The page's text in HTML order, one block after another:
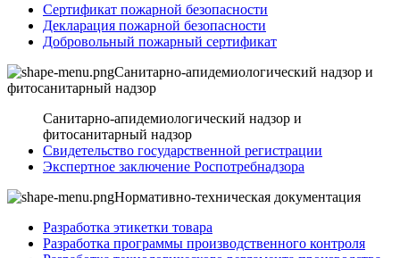
Сертификат пожарной безопасности
Декларация пожарной безопасности
Добровольный пожарный сертификат
Санитарно-апидемиологический надзор и
фитосанитарный надзор
Санитарно-апидемиологический надзор и
фитосанитарный надзор
Свидетельство государственной регистрации
Экспертное заключение Роспотребнадзора
Нормативно-техническая документация
Разработка этикетки товара
Разработка программы производственного контроля